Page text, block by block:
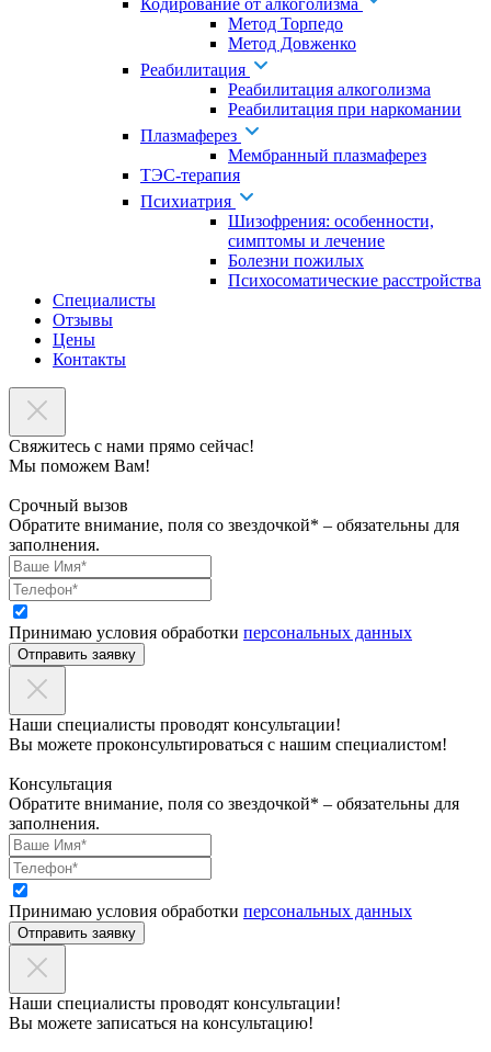
Кодирование от алкоголизма
Метод Торпедо
Метод Довженко
Реабилитация
Реабилитация алкоголизма
Реабилитация при наркомании
Плазмаферез
Мембранный плазмаферез
ТЭС-терапия
Психиатрия
Шизофрения: особенности,
симптомы и лечение
Болезни пожилых
Психосоматические расстройства
Специалисты
Отзывы
Цены
Контакты
Свяжитесь с нами прямо сейчас!
Мы поможем Вам!
Срочный вызов
Обратите внимание, поля со звездочкой* – обязательны для
заполнения.
Принимаю условия обработки персональных данных
Отправить заявку
Наши специалисты проводят консультации!
Вы можете проконсультироваться с нашим специалистом!
Консультация
Обратите внимание, поля со звездочкой* – обязательны для
заполнения.
Принимаю условия обработки персональных данных
Отправить заявку
Наши специалисты проводят консультации!
Вы можете записаться на консультацию!